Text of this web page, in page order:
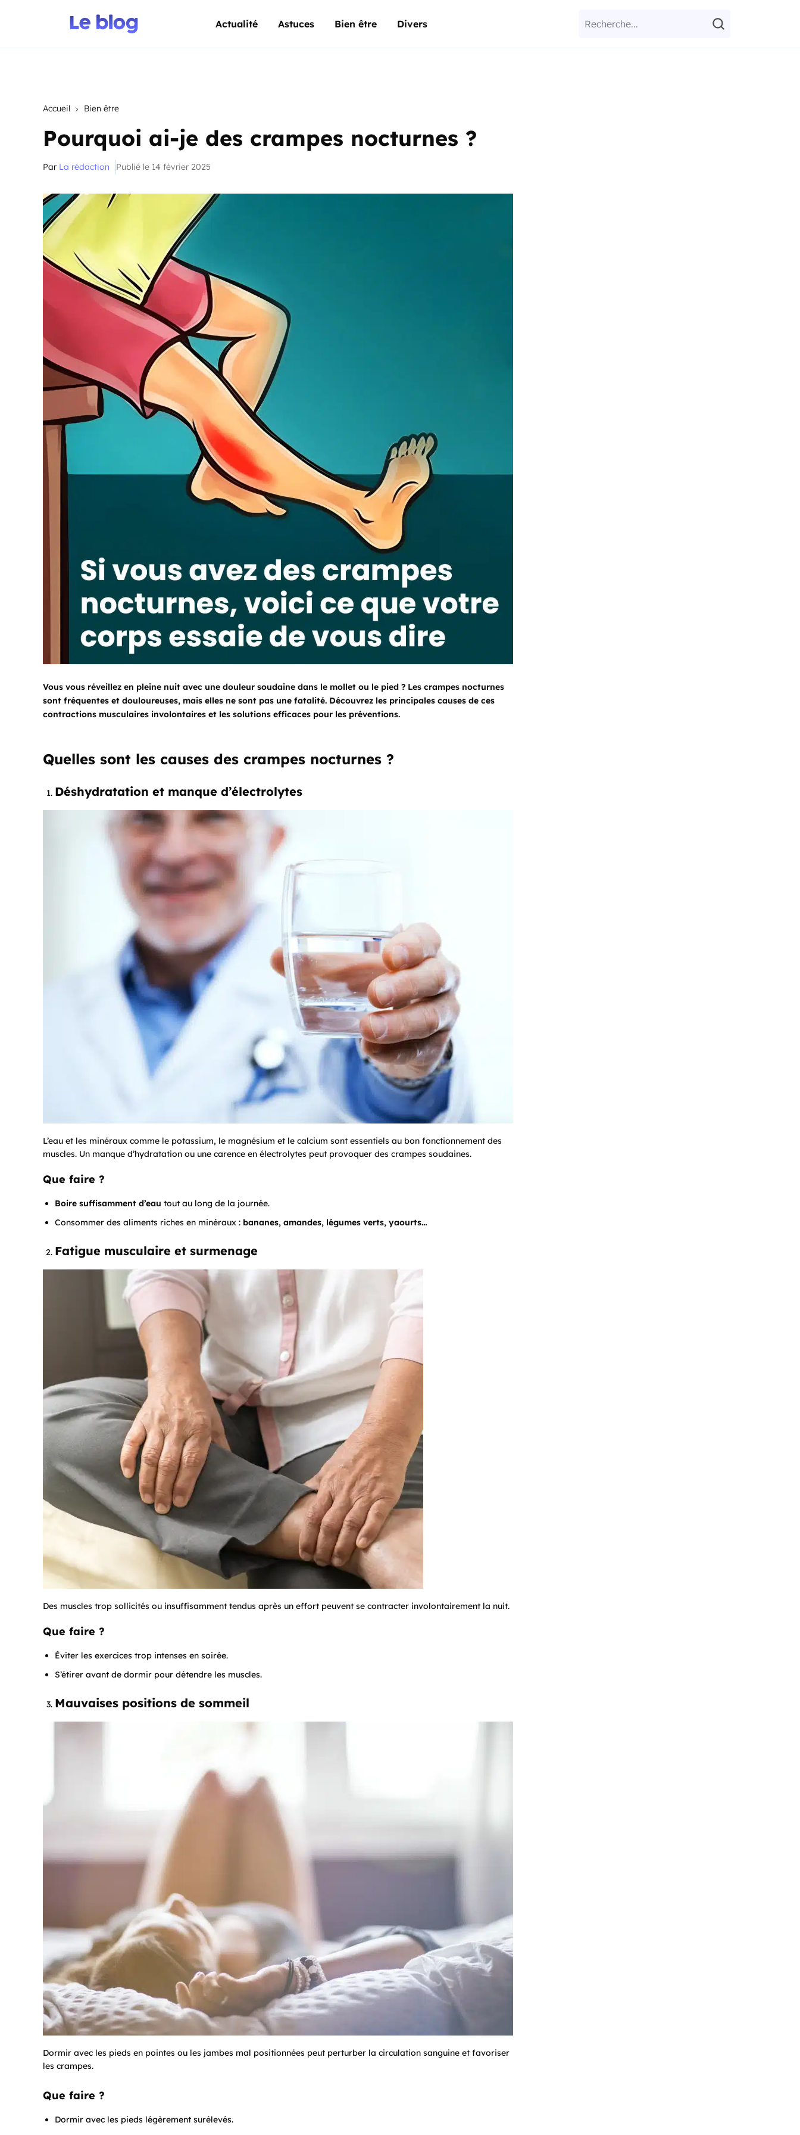
Actualité Astuces Bien être Divers
Accueil Bien être
Pourquoi ai-je des crampes nocturnes ?
Par La rédaction Publié le 14 février 2025
Vous vous réveillez en pleine nuit avec une douleur soudaine dans le mollet ou le pied ? Les crampes nocturnes
sont fréquentes et douloureuses, mais elles ne sont pas une fatalité. Découvrez les principales causes de ces
contractions musculaires involontaires et les solutions efficaces pour les préventions.
Quelles sont les causes des crampes nocturnes ?
Déshydratation et manque d’électrolytes
L’eau et les minéraux comme le potassium, le magnésium et le calcium sont essentiels au bon fonctionnement des
muscles. Un manque d’hydratation ou une carence en électrolytes peut provoquer des crampes soudaines.
Que faire ?
Boire suffisamment d’eau tout au long de la journée.
Consommer des aliments riches en minéraux : bananes, amandes, légumes verts, yaourts…
Fatigue musculaire et surmenage
Des muscles trop sollicités ou insuffisamment tendus après un effort peuvent se contracter involontairement la nuit.
Que faire ?
Éviter les exercices trop intenses en soirée.
S’étirer avant de dormir pour détendre les muscles.
Mauvaises positions de sommeil
Dormir avec les pieds en pointes ou les jambes mal positionnées peut perturber la circulation sanguine et favoriser
les crampes.
Que faire ?
Dormir avec les pieds légèrement surélevés.